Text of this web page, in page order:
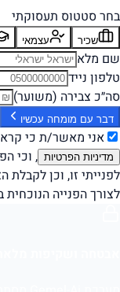
בחר סטטוס תעסוקתי
שכיר עצמאי
שם מלא
טלפון נייד
סה״כ צבירה (משוער)
דבר עם מומחה עכשיו
אני מאשר/ת כי
מדיניות הפרטיות , וכי
לפנייתי זו, וכן
לצורך הפנייה הנוכחית